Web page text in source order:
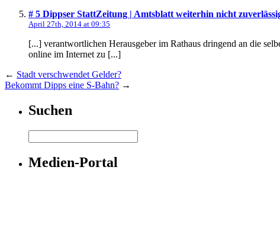
# 5 Dippser StattZeitung | Amtsblatt weiterhin nicht
April 27th, 2014 at 09:35
[...] verantwortlichen Herausgeber im Rathaus dringend an die
online im Internet zu [...]
← Stadt verschwendet Gelder?
Bekommt Dipps eine S-Bahn? →
Suchen
Medien-Portal